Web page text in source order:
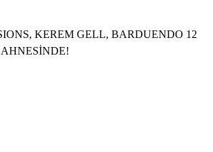
KEREM GELL, BARDUENDO 12